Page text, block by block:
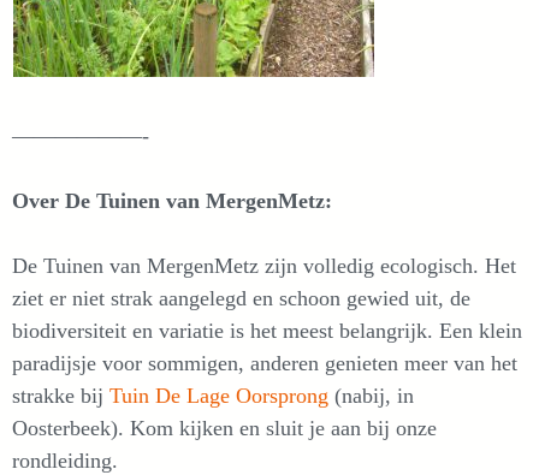
——————-
Over De Tuinen van MergenMetz:
De Tuinen van MergenMetz zijn volledig ecologisch. Het
ziet er niet strak aangelegd en schoon gewied uit, de
biodiversiteit en variatie is het meest belangrijk. Een klein
paradijsje voor sommigen, anderen genieten meer van het
strakke bij Tuin De Lage Oorsprong (nabij, in
Oosterbeek). Kom kijken en sluit je aan bij onze
rondleiding.